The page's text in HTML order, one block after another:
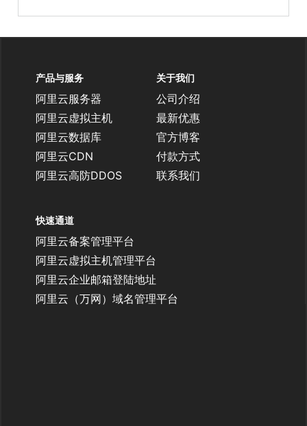
产品与服务
阿里云服务器
阿里云虚拟主机
阿里云数据库
阿里云CDN
阿里云高防DDOS
关于我们
公司介绍
最新优惠
官方博客
付款方式
联系我们
快速通道
阿里云备案管理平台
阿里云虚拟主机管理平台
阿里云企业邮箱登陆地址
阿里云（万网）域名管理平台